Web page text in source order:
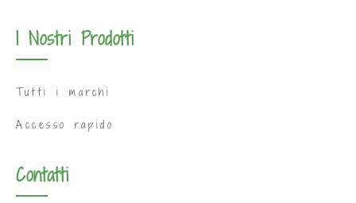
I Nostri Prodotti
Tutti i marchi
Accesso rapido
Contatti